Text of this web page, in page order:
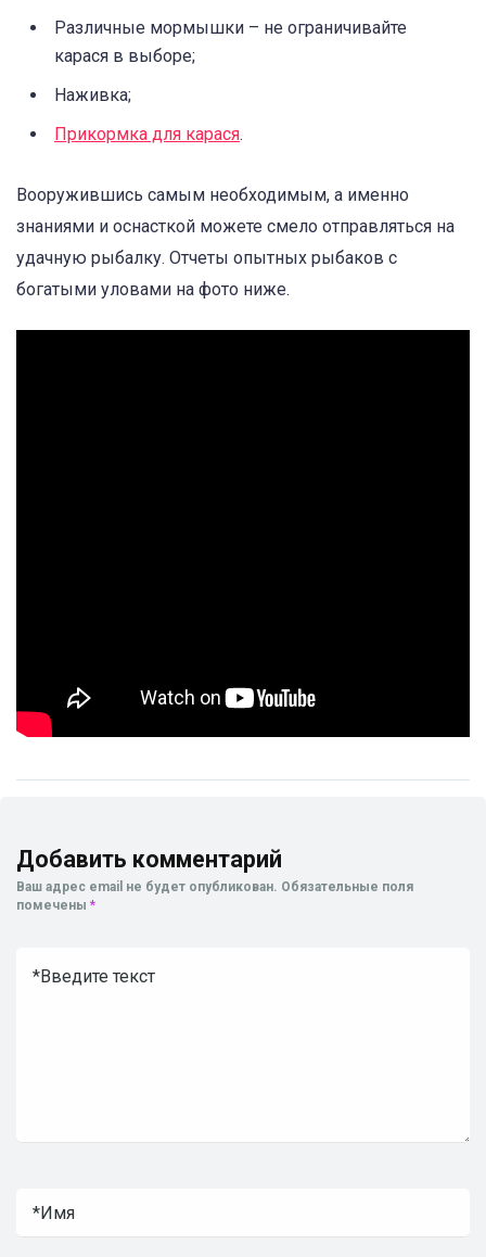
Различные мормышки – не ограничивайте
карася в выборе;
Наживка;
Прикормка для карася.
Вооружившись самым необходимым, а именно
знаниями и оснасткой можете смело отправляться на
удачную рыбалку. Отчеты опытных рыбаков с
богатыми уловами на фото ниже.
Добавить комментарий
Ваш адрес email не будет опубликован. Обязательные поля
помечены *